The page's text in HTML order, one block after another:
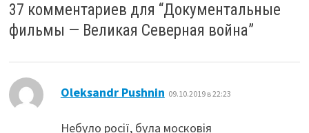
37 комментариев для “Документальные
фильмы — Великая Северная война”
Oleksandr Pushnin 09.10.2019 в 22:23
Небуло росії, була московія